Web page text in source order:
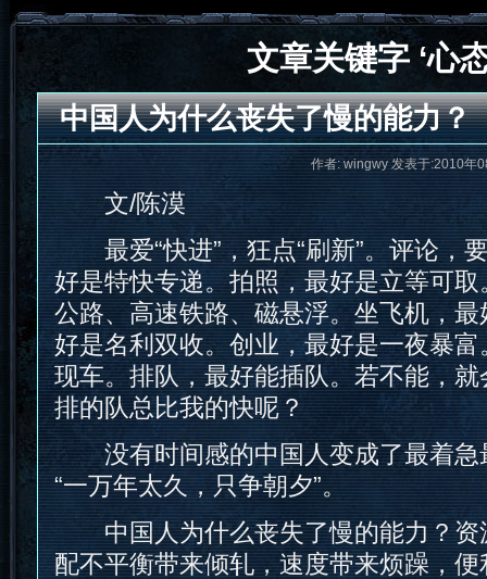
文章关键字 ‘心
中国人为什么丧失了慢的能力？
作者: wingwy 发表于:2010年
文/陈漠
最爱“快进”，狂点“刷新”。评论，要
好是特快专递。拍照，最好是立等可
公路、高速铁路、磁悬浮。坐飞机，
好是名利双收。创业，最好是一夜暴
现车。排队，最好能插队。若不能，
排的队总比我的快呢？
没有时间感的中国人变成了最着急
“一万年太久，只争朝夕”。
中国人为什么丧失了慢的能力？资
配不平衡带来倾轧，速度带来烦躁，